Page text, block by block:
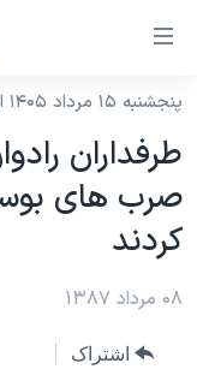
لینکهای
دسترسی
جهش
محتوای
اصلی
به
صفحه
نسخه سبک
موضوع ها
آمریکا
جهان
برنامه های تلویزیونی
جدول برنامه ها
صفحه‌های ویژه
پنجشنبه ۱۵ مرداد ۱۴۰۵ ایران ۱۴:۱۵
طرفداران
صرب های
کردند
۰۸ مرداد ۱۳۸۷
اشتراک